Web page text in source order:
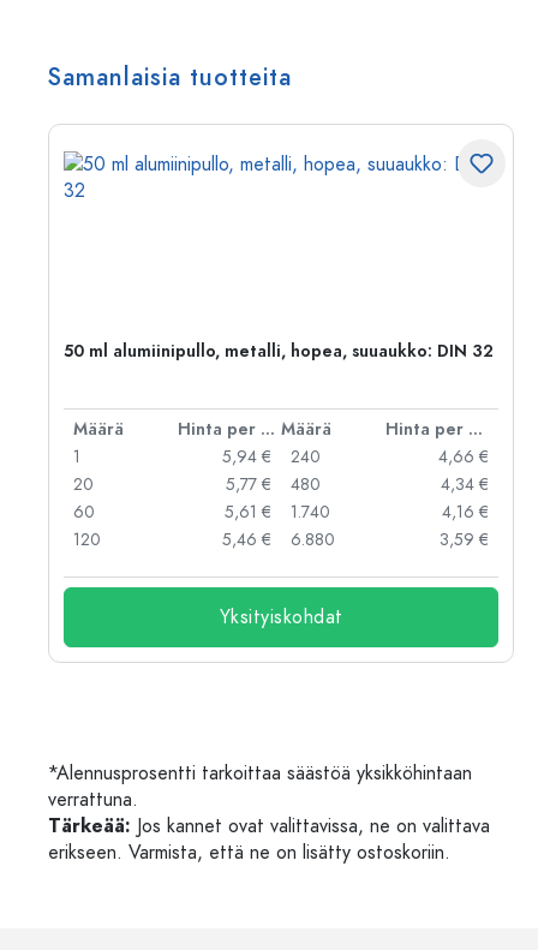
Samanlaisia tuotteita
50 ml alumiinipullo, metalli, hopea, suuaukko: DIN 32
Määrä Hinta per kpl Määrä
Hinta per kpl
1
5,94 €
20
5,77 €
60
5,61 €
120
5,46 €
240
4,66 €
480
4,34 €
1.740
4,16 €
6.880
3,59 €
Yksityiskohdat
*Alennusprosentti tarkoittaa säästöä yksikköhintaan
verrattuna.
Tärkeää: Jos kannet ovat valittavissa, ne on valittava
erikseen. Varmista, että ne on lisätty ostoskoriin.